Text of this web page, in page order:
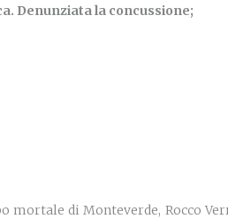
Denunziata la concussione;
mortale di Monteverde, Rocco